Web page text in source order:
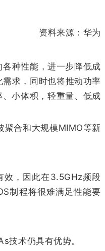
资料来源：华为
种性能，进一步降低成
求，同时也将推动功率
小体积，轻重量、低成
聚合和大规模MIMO等新
效，因此在3.5GHz频段
制程将很难满足性能要
技术仍具有优势。